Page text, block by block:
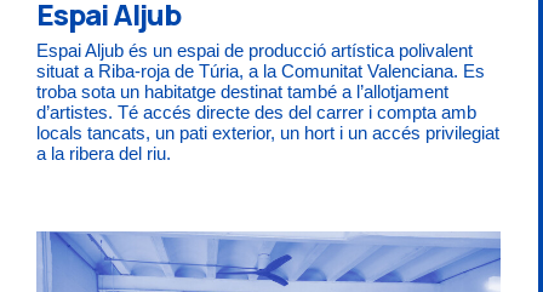
Espai Aljub
Espai Aljub és un espai de producció artística polivalent
situat a Riba-roja de Túria, a la Comunitat Valenciana. Es
troba sota un habitatge destinat també a l’allotjament
d’artistes. Té accés directe des del carrer i compta amb
locals tancats, un pati exterior, un hort i un accés privilegiat
a la ribera del riu.